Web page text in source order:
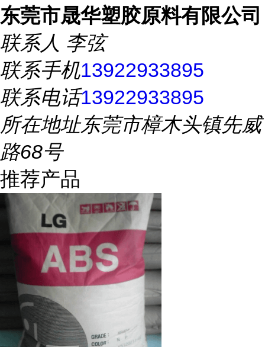
东莞市晟华塑胶原料有限公司
联系人 李弦
联系手机13922933895
联系电话13922933895
所在地址东莞市樟木头镇先威
路68号
推荐产品